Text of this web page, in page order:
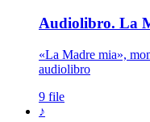
Audiolibro. La
«La Madre mia»,
audiolibro
9 file
♪